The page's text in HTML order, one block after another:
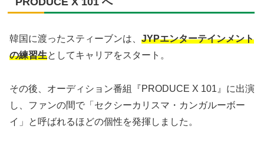
韓国に渡ったスティーブンは、 JYPエンターテインメント
の練習生としてキャリアをスタート。
その後、オーディション番組『PRODUCE X 101』に出演
し、ファンの間で「セクシーカリスマ・カンガルーボー
イ」と呼ばれるほどの個性を発揮しました。